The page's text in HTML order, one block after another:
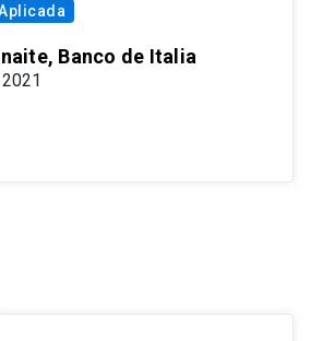
Banco de Italia